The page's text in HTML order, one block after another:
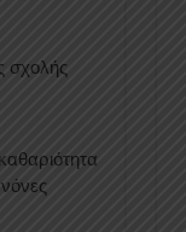
σχολής